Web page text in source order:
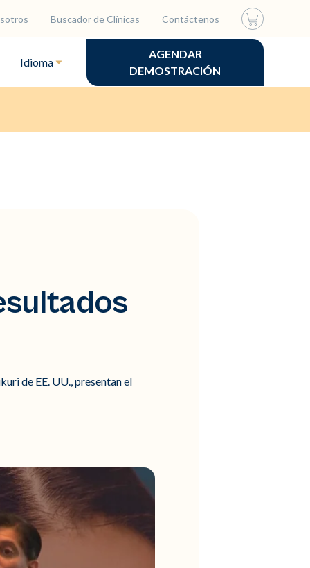
Buscador de Clínicas Contáctenos
Idioma
AGENDAR
DEMOSTRACIÓN
de EE. UU., presentan el